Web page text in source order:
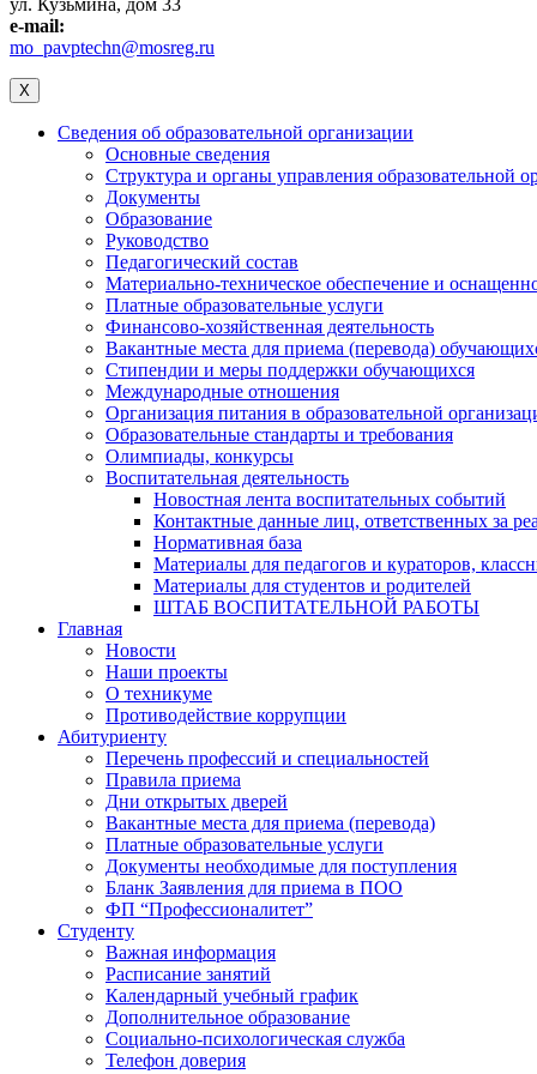
e-mail:
mo_pavptechn@mosreg.ru
X
Сведения об образовательной организации
Основные сведения
Структура и органы управления образовательной
Документы
Образование
Руководство
Педагогический состав
Материально-техническое обеспечение и
Платные образовательные услуги
Финансово-хозяйственная деятельность
Вакантные места для приема (перевода)
Стипендии и меры поддержки обучающихся
Международные отношения
Организация питания в образовательной
Образовательные стандарты и требования
Олимпиады, конкурсы
Воспитательная деятельность
Новостная лента воспитательных событий
Контактные данные лиц, ответственных за
Нормативная база
Материалы для педагогов и кураторов,
Материалы для студентов и родителей
ШТАБ ВОСПИТАТЕЛЬНОЙ РАБОТЫ
Главная
Новости
Наши проекты
О техникуме
Противодействие коррупции
Абитуриенту
Перечень профессий и специальностей
Правила приема
Дни открытых дверей
Вакантные места для приема (перевода)
Платные образовательные услуги
Документы необходимые для поступления
Бланк Заявления для приема в ПОО
ФП “Профессионалитет”
Студенту
Важная информация
Расписание занятий
Календарный учебный график
Дополнительное образование
Социально-психологическая служба
Телефон доверия